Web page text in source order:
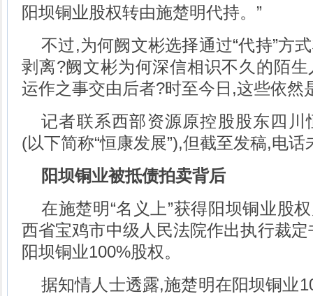
阳坝铜业股权转由施楚明代持。”
不过,为何阙文彬选择通过“代持”方
剥离?阙文彬为何深信相识不久的陌生
运作之事交由后者?时至今日,这些依然
记者联系西部资源原控股股东四川
(以下简称“恒康发展”),但截至发稿,电话
阳坝铜业被抵债拍卖背后
在施楚明“名义上”获得阳坝铜业股
西省宝鸡市中级人民法院作出执行裁
阳坝铜业100%股权。
据知情人士透露,施楚明在阳坝铜业